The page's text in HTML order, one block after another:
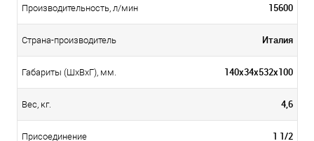
Производительность, л/мин 15600
Страна-производитель Италия
Габариты (ШхВхГ), мм. 140х34х532х100
Вес, кг. 4,6
Присоединение 1 1/2